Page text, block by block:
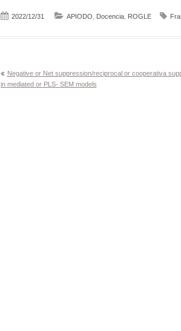
2022/12/31 APIODO Docencia, ROGLE
Navegación
de
Negative or Net suppression/reciprocal or cooperativa
in mediated or PLS- SEM models